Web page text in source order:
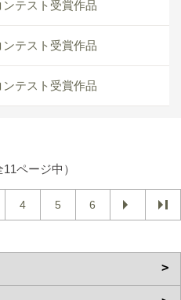
テスト受賞作品
テスト受賞作品
テスト受賞作品
ページ中）
4 5 6